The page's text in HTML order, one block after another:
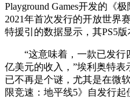
Playground Games开发的《
2021年首次发行的开放世界
特援引的数据显示，其PS5
“这意味着，一款已发
亿美元的收入，”埃利奥特表
已不再是个谜，尤其是在微
限竞速：地平线5》自发行